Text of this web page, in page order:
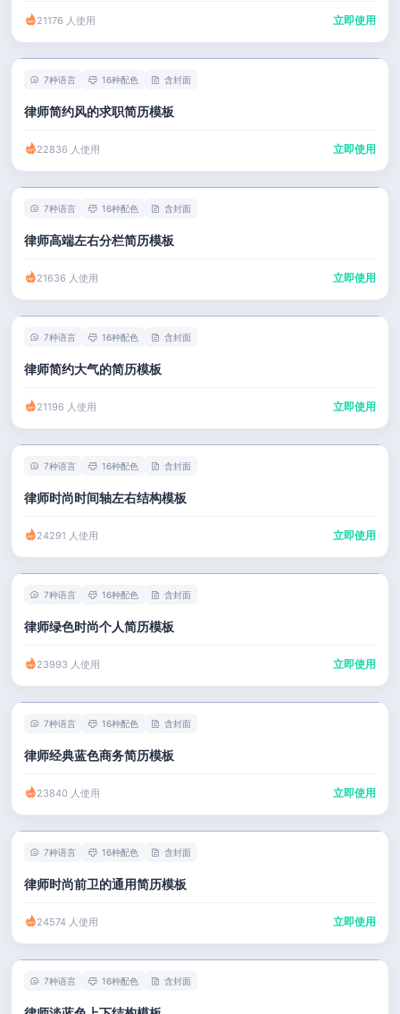
21176 人使用 立即使用
7种语言 16种配色 含封面
律师简约风的求职简历模板
22836 人使用 立即使用
7种语言 16种配色 含封面
律师高端左右分栏简历模板
21636 人使用 立即使用
7种语言 16种配色 含封面
律师简约大气的简历模板
21196 人使用 立即使用
7种语言 16种配色 含封面
律师时尚时间轴左右结构模板
24291 人使用 立即使用
7种语言 16种配色 含封面
律师绿色时尚个人简历模板
23993 人使用 立即使用
7种语言 16种配色 含封面
律师经典蓝色商务简历模板
23840 人使用 立即使用
7种语言 16种配色 含封面
律师时尚前卫的通用简历模板
24574 人使用 立即使用
7种语言 16种配色 含封面